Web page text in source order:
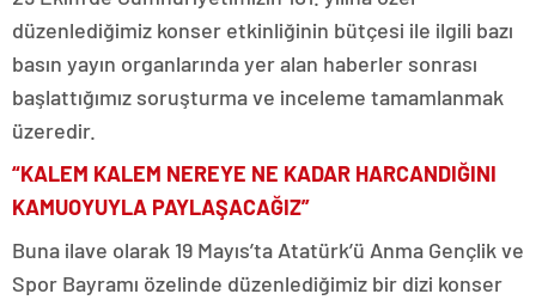
düzenlediğimiz konser etkinliğinin bütçesi ile ilgili bazı
basın yayın organlarında yer alan haberler sonrası
başlattığımız soruşturma ve inceleme tamamlanmak
üzeredir.
“KALEM KALEM NEREYE NE KADAR HARCANDIĞINI
KAMUOYUYLA PAYLAŞACAĞIZ”
Buna ilave olarak 19 Mayıs’ta Atatürk’ü Anma Gençlik ve
Spor Bayramı özelinde düzenlediğimiz bir dizi konser